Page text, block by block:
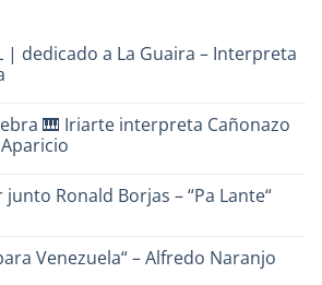
| dedicado a La Guaira – Interpreta
🎹 Iriarte interpreta Cañonazo
junto Ronald Borjas – “Pa Lante“
Venezuela“ – Alfredo Naranjo